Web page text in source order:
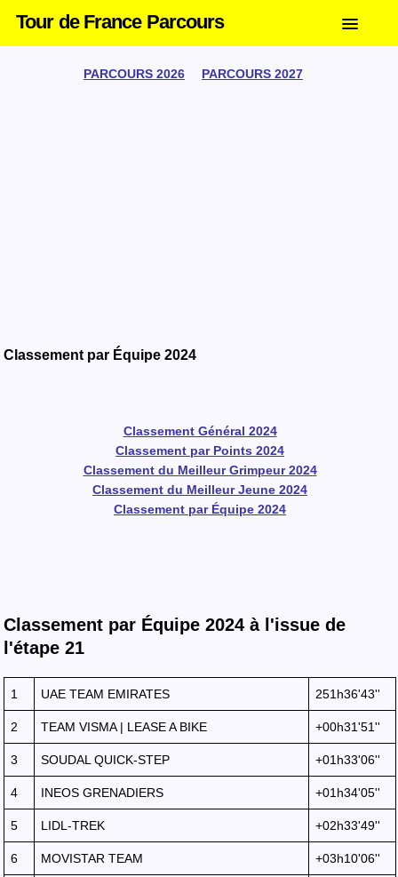
Tour de France Parcours
PARCOURS 2026 PARCOURS 2027
Classement par Équipe 2024
Classement Général 2024
Classement par Points 2024
Classement du Meilleur Grimpeur 2024
Classement du Meilleur Jeune 2024
Classement par Équipe 2024
Classement par Équipe 2024 à l'issue de
l'étape 21
1 UAE TEAM EMIRATES 251h36'43''
2 TEAM VISMA | LEASE A BIKE +00h31'51''
3 SOUDAL QUICK-STEP +01h33'06''
4 INEOS GRENADIERS +01h34'05''
5 LIDL-TREK +02h33'49''
6 MOVISTAR TEAM +03h10'06''